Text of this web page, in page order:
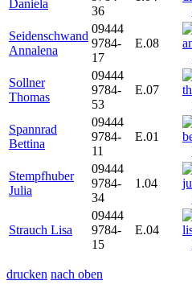
Daniela
36
Seidenschwand
Annalena
09444
9784-
17
E.08
Sollner
Thomas
09444
9784-
53
E.07
Spannrad
Bettina
09444
9784-
11
E.01
Stempfhuber
Julia
09444
9784-
34
1.04
Strauch Lisa
09444
9784-
15
E.04
drucken nach oben